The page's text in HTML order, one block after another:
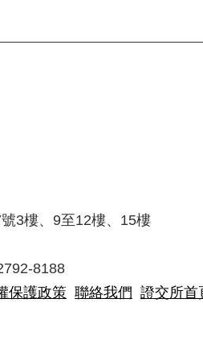
3樓、9至12樓、15樓
8188
保護政策 聯絡我們 證交所首